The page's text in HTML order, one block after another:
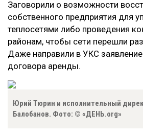
Заговорили о возможности
собственного предприятия для
теплосетями либо проведения
районам, чтобы сети перешли
Даже направили в УКС
договора аренды.
Юрий Тюрин и исполнительный
Балобанов. Фото: © «ДЕНЬ.org»